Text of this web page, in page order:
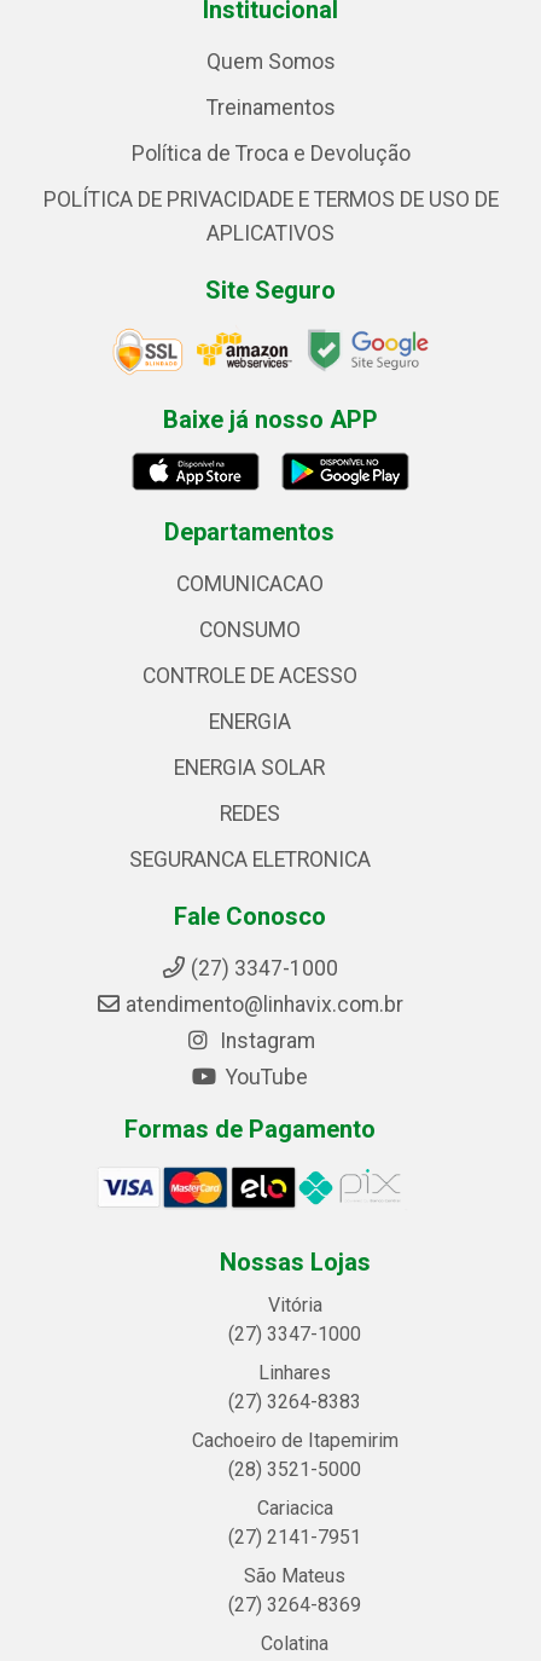
Institucional
Quem Somos
Treinamentos
Política de Troca e Devolução
POLÍTICA DE PRIVACIDADE E TERMOS DE USO DE
APLICATIVOS
Site Seguro
Baixe já nosso APP
Departamentos
COMUNICACAO
CONSUMO
CONTROLE DE ACESSO
ENERGIA
ENERGIA SOLAR
REDES
SEGURANCA ELETRONICA
Fale Conosco
(27) 3347-1000
atendimento@linhavix.com.br
Instagram
YouTube
Formas de Pagamento
Nossas Lojas
Vitória
(27) 3347-1000
Linhares
(27) 3264-8383
Cachoeiro de Itapemirim
(28) 3521-5000
Cariacica
(27) 2141-7951
São Mateus
(27) 3264-8369
Colatina